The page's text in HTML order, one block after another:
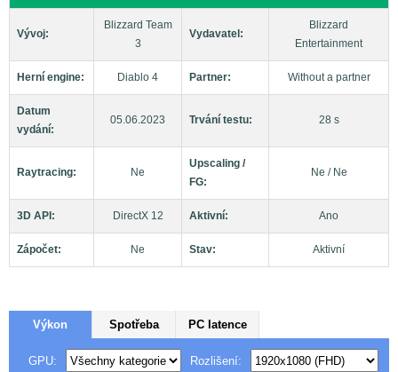
Vývoj:
Blizzard Team
3
Vydavatel:
Blizzard
Entertainment
Herní engine: Diablo 4 Partner: Without a partner
Datum
vydání:
05.06.2023 Trvání testu: 28 s
Raytracing: Ne
Upscaling /
FG:
Ne / Ne
3D API: DirectX 12 Aktivní: Ano
Zápočet: Ne Stav: Aktivní
Výkon Spotřeba PC latence
GPU: Rozlišení: